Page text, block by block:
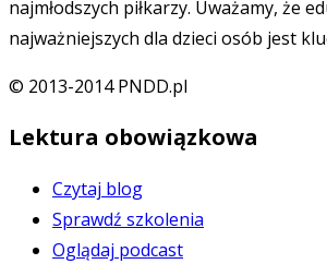
najmłodszych piłkarzy. Uważamy, że
najważniejszych dla dzieci osób jest
© 2013-2014 PNDD.pl
Lektura obowiązkowa
Czytaj blog
Sprawdź szkolenia
Oglądaj podcast